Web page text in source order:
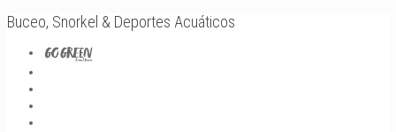
Buceo, Snorkel & Deportes Acuáticos